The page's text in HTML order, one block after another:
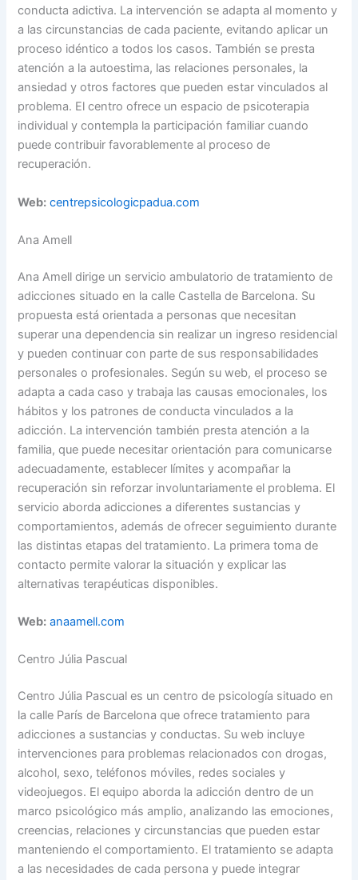
conducta adictiva. La intervención se adapta al momento y
a las circunstancias de cada paciente, evitando aplicar un
proceso idéntico a todos los casos. También se presta
atención a la autoestima, las relaciones personales, la
ansiedad y otros factores que pueden estar vinculados al
problema. El centro ofrece un espacio de psicoterapia
individual y contempla la participación familiar cuando
puede contribuir favorablemente al proceso de
recuperación.
Web: centrepsicologicpadua.com
Ana Amell
Ana Amell dirige un servicio ambulatorio de tratamiento de
adicciones situado en la calle Castella de Barcelona. Su
propuesta está orientada a personas que necesitan
superar una dependencia sin realizar un ingreso residencial
y pueden continuar con parte de sus responsabilidades
personales o profesionales. Según su web, el proceso se
adapta a cada caso y trabaja las causas emocionales, los
hábitos y los patrones de conducta vinculados a la
adicción. La intervención también presta atención a la
familia, que puede necesitar orientación para comunicarse
adecuadamente, establecer límites y acompañar la
recuperación sin reforzar involuntariamente el problema. El
servicio aborda adicciones a diferentes sustancias y
comportamientos, además de ofrecer seguimiento durante
las distintas etapas del tratamiento. La primera toma de
contacto permite valorar la situación y explicar las
alternativas terapéuticas disponibles.
Web: anaamell.com
Centro Júlia Pascual
Centro Júlia Pascual es un centro de psicología situado en
la calle París de Barcelona que ofrece tratamiento para
adicciones a sustancias y conductas. Su web incluye
intervenciones para problemas relacionados con drogas,
alcohol, sexo, teléfonos móviles, redes sociales y
videojuegos. El equipo aborda la adicción dentro de un
marco psicológico más amplio, analizando las emociones,
creencias, relaciones y circunstancias que pueden estar
manteniendo el comportamiento. El tratamiento se adapta
a las necesidades de cada persona y puede integrar